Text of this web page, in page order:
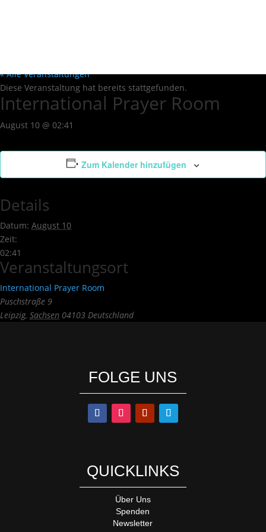
« Alle Veranstaltungen
Diese Veranstaltung hat bereits stattgefunden.
International Prayer Room
August 10 @ 02:41
Zum Kalender hinzufügen
Details
Datum: August 10
Zeit:
02:41
Veranstaltungsort
International Prayer Room
Puschstraße 9
Leipzig, Sachsen 04103 Deutschland
FOLGE UNS
QUICKLINKS
Über Uns
Spenden
Newsletter